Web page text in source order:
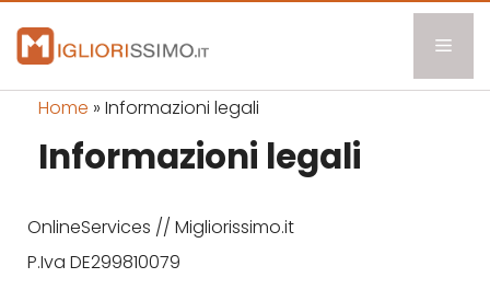
contenuto
Home » Informazioni legali
Informazioni legali
OnlineServices // Migliorissimo.it
P.Iva DE299810079